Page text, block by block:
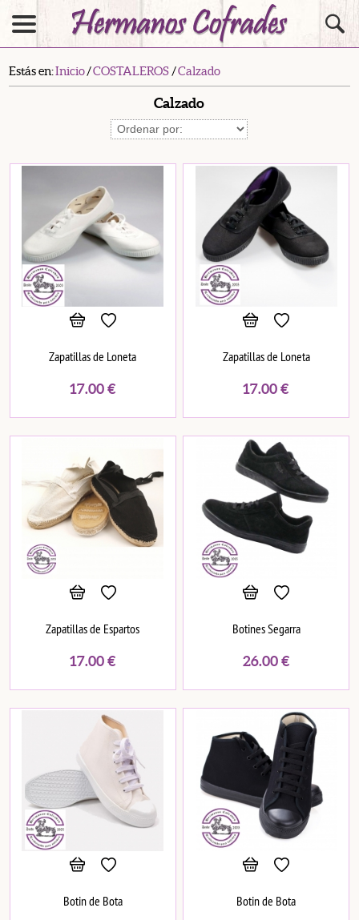
Estás en:Inicio/COSTALEROS /Calzado
Calzado
Zapatillas de Loneta
17.00€
Zapatillas de Loneta
17.00€
Zapatillas de Espartos
17.00€
Botines Segarra
26.00€
Botin de Bota Botin de Bota